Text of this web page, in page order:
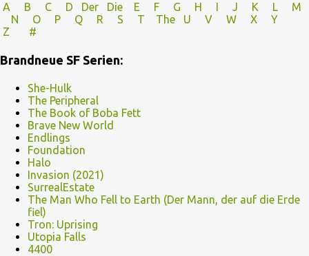
A
B C D Der Die E F G H I J K L
M
N
O P Q R S T The U V
W X Y
Z
#
Brandneue SF Serien:
She-Hulk
The Peripheral
The Book of Boba Fett
Brave New World
Endlings
Foundation
Halo
Invasion (2021)
SurrealEstate
The Man Who Fell to Earth (Der Mann, der auf die Erde
fiel)
Tron: Uprising
Utopia Falls
4400